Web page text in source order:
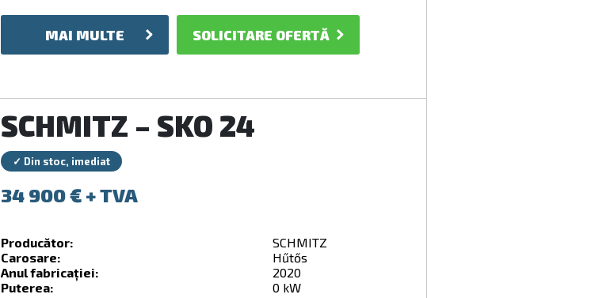
MAI MULTE SOLICITARE OFERTĂ
SCHMITZ – SKO 24
✓ Din stoc, imediat
34 900€
Producător:
SCHMITZ
Carosare:
Hűtős
Anul fabricației:
2020
Puterea:
0 kW